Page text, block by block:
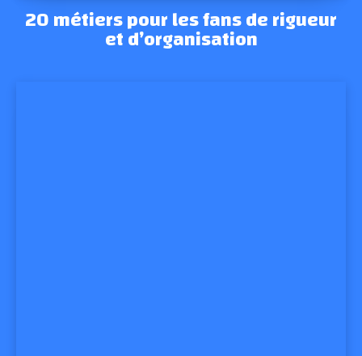
20 métiers pour les fans de rigueur
et d’organisation